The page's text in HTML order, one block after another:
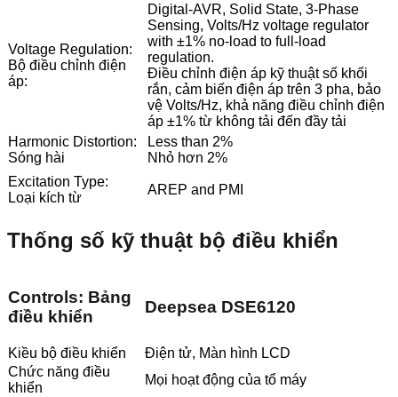
Voltage Regulation:
Bộ điều chỉnh điện
áp:
Digital-AVR, Solid State, 3-Phase
Sensing, Volts/Hz voltage regulator
with ±1% no-load to full-load
regulation.
Điều chỉnh điện áp kỹ thuật số khối
rắn, cảm biến điện áp trên 3 pha, bảo
vệ Volts/Hz, khả năng điều chỉnh điện
áp ±1% từ không tải đến đầy tải
Harmonic Distortion:
Sóng hài
Less than 2%
Nhỏ hơn 2%
Excitation Type:
Loại kích từ
AREP and PMI
Thống số kỹ thuật bộ điều khiển
Controls: Bảng
điều khiển
Deepsea DSE6120
Kiều bộ điều khiển
Điện tử, Màn hình LCD
Chức năng điều
khiển
Mọi hoạt động của tổ máy